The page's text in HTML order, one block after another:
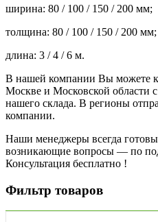
ширина: 80 / 100 / 150 / 200 мм;
толщина: 80 / 100 / 150 / 200 мм;
длина: 3 / 4 / 6 м.
В нашей компании Вы можете
Москве и Московской области
нашего склада. В регионы
компании.
Наши менеджеры всегда
возникающие вопросы — по
Консультация бесплатно !
Фильтр товаров